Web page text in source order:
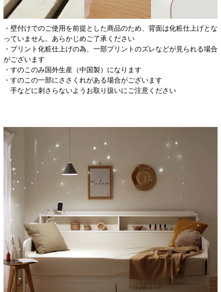
・壁付けでのご使用を前提とした商品のため、背面は化粧仕上げとな
っていません。あらかじめご了承ください
・プリント化粧仕上げの為、一部プリントのズレなどが見られる場合
がございます
・すのこのみ国外生産（中国製）になります
・すのこの一部にささくれがある場合がございます
手などに刺さらないようお取り扱いにご注意ください